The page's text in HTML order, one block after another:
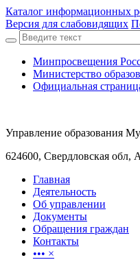
Каталог информационных
Версия для слабовидящих
Минпросвещения
Министерство
Официальная
Управление образования
624600, Свердловская обл,
Главная
Деятельность
Об управлении
Документы
Обращения граждан
Контакты
••• ×